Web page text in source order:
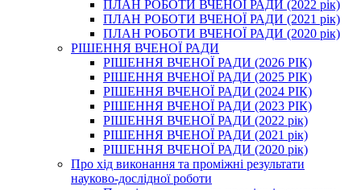
ПЛАН РОБОТИ ВЧЕНОЇ РАДИ (2022 рік)
ПЛАН РОБОТИ ВЧЕНОЇ РАДИ (2021 рік)
ПЛАН РОБОТИ ВЧЕНОЇ РАДИ (2020 рік)
РІШЕННЯ ВЧЕНОЇ РАДИ
РІШЕННЯ ВЧЕНОЇ РАДИ (2026 РІК)
РІШЕННЯ ВЧЕНОЇ РАДИ (2025 РІК)
РІШЕННЯ ВЧЕНОЇ РАДИ (2024 РІК)
РІШЕННЯ ВЧЕНОЇ РАДИ (2023 РІК)
РІШЕННЯ ВЧЕНОЇ РАДИ (2022 рік)
РІШЕННЯ ВЧЕНОЇ РАДИ (2021 рік)
РІШЕННЯ ВЧЕНОЇ РАДИ (2020 рік)
Про хід виконання та проміжні результати
науково-дослідної роботи